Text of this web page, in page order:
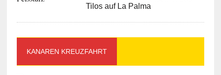
Tilos auf La Palma
KANAREN KREUZFAHRT